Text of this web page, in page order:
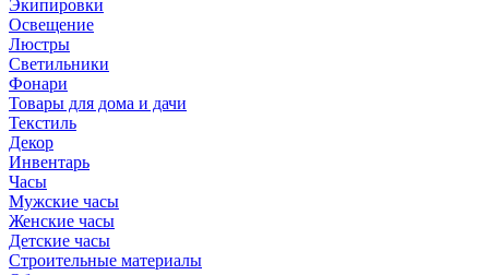
Экипировки
Освещение
Люстры
Светильники
Фонари
Товары для дома и дачи
Текстиль
Декор
Инвентарь
Часы
Мужские часы
Женские часы
Детские часы
Строительные материалы